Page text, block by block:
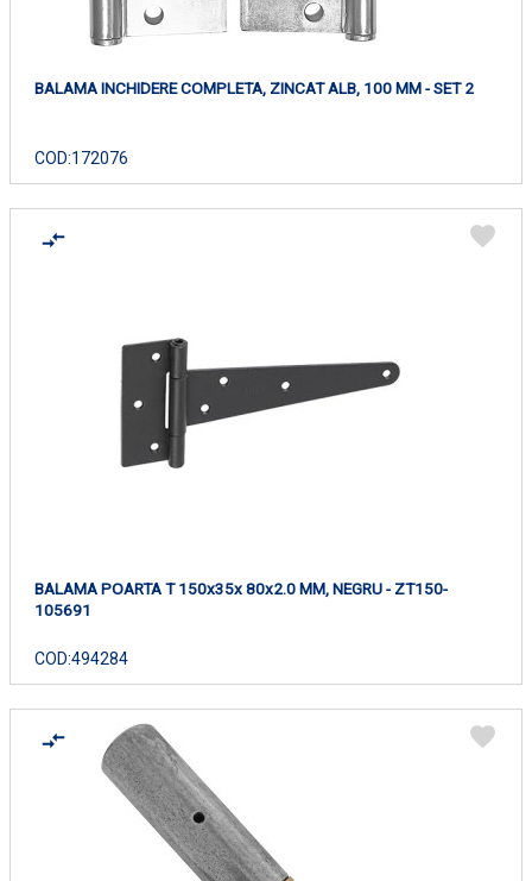
BALAMA INCHIDERE COMPLETA, ZINCAT ALB, 100 MM - SET 2
COD:172076
BALAMA POARTA T 150x35x 80x2.0 MM, NEGRU - ZT150-
105691
COD:494284